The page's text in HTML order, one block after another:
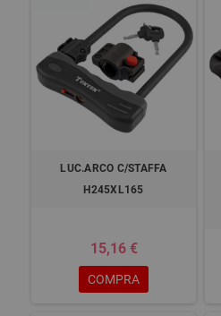
LUC.ARCO C/STAFFA
H245XL165
15,16 €
COMPRA